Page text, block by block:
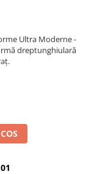
Ultra Moderne -
dreptunghiulară